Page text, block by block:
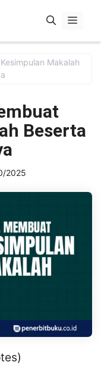
Menu
Makalah
Beserta
2025